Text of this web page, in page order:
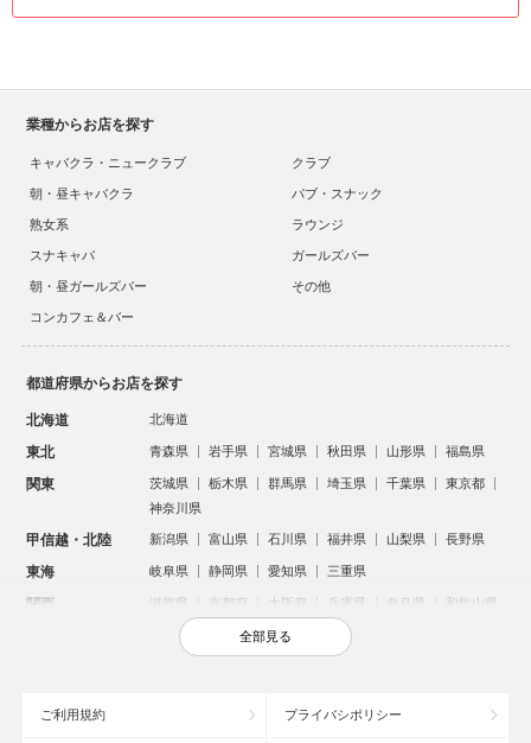
業種からお店を探す
キャバクラ・ニュークラブ
クラブ
朝・昼キャバクラ
パブ・スナック
熟女系
ラウンジ
スナキャバ
ガールズバー
朝・昼ガールズバー
その他
コンカフェ＆バー
都道府県からお店を探す
北海道 北海道
東北 青森県 岩手県 宮城県 秋田県 山形県 福島県
関東 茨城県 栃木県 群馬県 埼玉県 千葉県
東京都
神奈川県
甲信越・北陸 新潟県 富山県 石川県 福井県 山梨県 長野県
東海 岐阜県 静岡県 愛知県 三重県
関西 滋賀県 京都府 大阪府 兵庫県 奈良県 和歌山県
鳥取県 島根県 岡山県 広島県
沖縄県
全部見る
ご利用規約 プライバシポリシー